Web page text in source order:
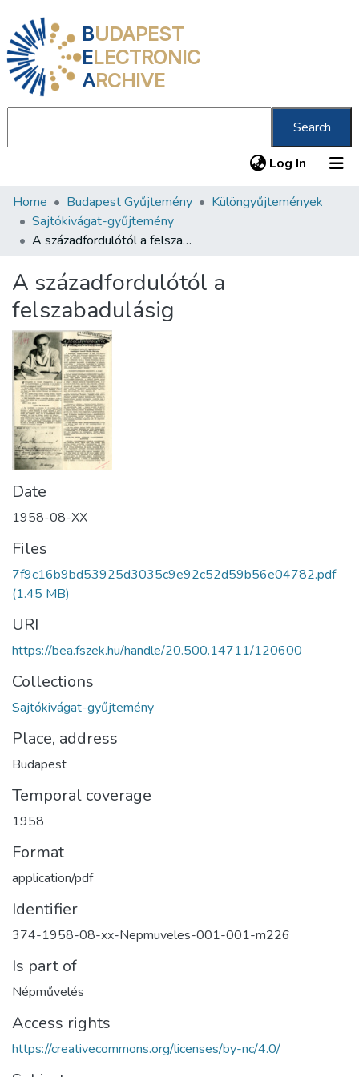
BUDAPEST
ELECTRONIC
ARCHIVE
Search
Log In (current)
Communities & Collections
All of DSpace
About us
Home Budapest Gyűjtemény
Különgyűjtemények
Sajtókivágat-gyűjtemény
A századfordulótól a felszabadulásig
A századfordulótól a
felszabadulásig
Date
1958-08-XX
Files
7f9c16b9bd53925d3035c9e92c52d59b56e04782.pdf
(1.45 MB)
URI
https://bea.fszek.hu/handle/20.500.14711/120600
Collections
Sajtókivágat-gyűjtemény
Place, address
Budapest
Temporal coverage
1958
Format
application/pdf
Identifier
374-1958-08-xx-Nepmuveles-001-001-m226
Is part of
Népművelés
Access rights
https://creativecommons.org/licenses/by-nc/4.0/